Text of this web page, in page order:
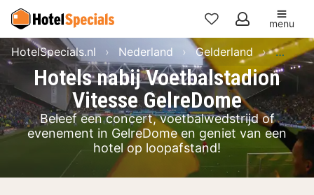
Mijn
favorieten
menu
Hotels nabij Voetbalstadion
Vitesse GelreDome
Beleef een concert, voetbalwedstrijd of
evenement in GelreDome en geniet van een
hotel op loopafstand!
HotelSpecials.nl Nederland Gelderland